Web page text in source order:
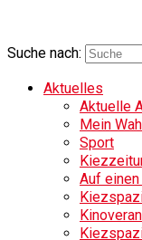
Suche nach:
Aktuelles
Aktuelle
Mein
Sport
Auf